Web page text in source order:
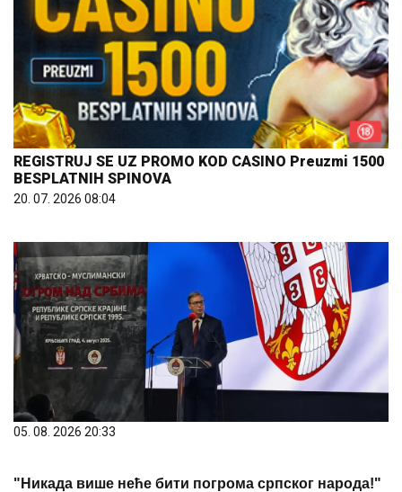
REGISTRUJ SE UZ PROMO KOD CASINO Preuzmi 1500
BESPLATNIH SPINOVA
20. 07. 2026 08:04
05. 08. 2026 20:33
"Никада више неће бити погрома српског народа!"